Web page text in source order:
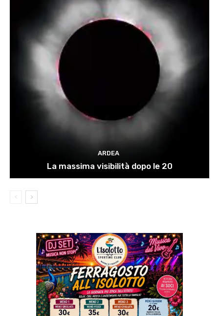
ARDEA
La massima visibilità dopo le 20